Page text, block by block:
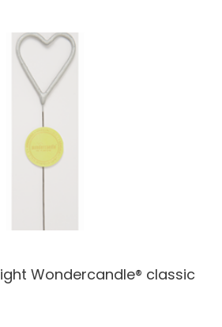
Wondercandle® classic